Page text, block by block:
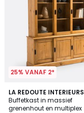
25% VANAF 2*
LA REDOUTE INTERIEURS
Buffetkast in massief
grenenhout en multiplex
4.2
/ 5